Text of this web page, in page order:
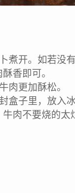
煮开。如若没
香即可。
肉更加酥松。
盒子里，放入
肉不要烧的太